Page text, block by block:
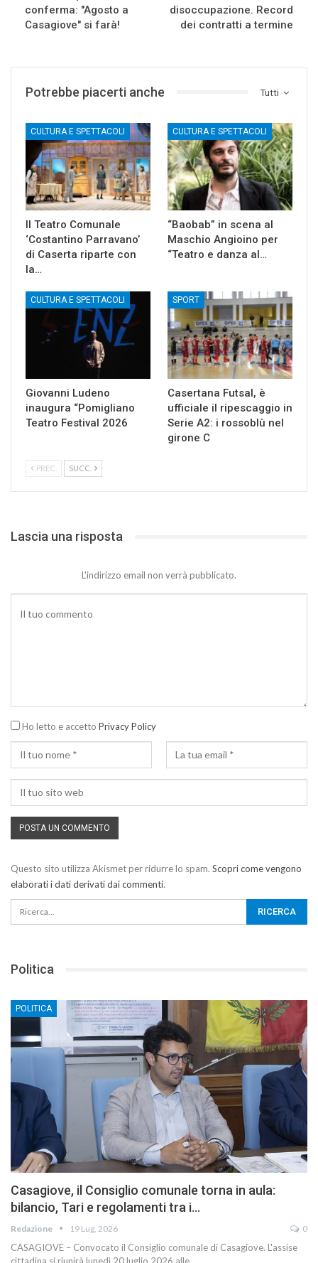
conferma: "Agosto a
Casagiove" si farà!
disoccupazione. Record
dei contratti a termine
Tutti
Potrebbe piacerti anche
CULTURA E SPETTACOLI
Il Teatro Comunale
‘Costantino Parravano’
di Caserta riparte con
la…
CULTURA E SPETTACOLI
“Baobab” in scena al
Maschio Angioino per
“Teatro e danza al…
CULTURA E SPETTACOLI
Giovanni Ludeno
inaugura “Pomigliano
Teatro Festival 2026
SPORT
Casertana Futsal, è
ufficiale il ripescaggio in
Serie A2: i rossoblù nel
girone C
PREC. SUCC.
Lascia una risposta
L'indirizzo email non verrà pubblicato.
Ho letto e accetto Privacy Policy
Questo sito utilizza Akismet per ridurre lo spam. Scopri come vengono
elaborati i dati derivati dai commenti.
Politica
POLITICA
Casagiove, il Consiglio comunale torna in aula:
bilancio, Tari e regolamenti tra i…
Redazione 19 Lug, 2026 0
CASAGIOVE – Convocato il Consiglio comunale di Casagiove. L'assise
cittadina si riunirà lunedì 20 luglio 2026 alle…